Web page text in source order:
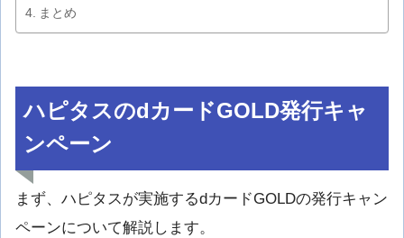
まとめ
ハピタスのdカードGOLD発行キャ
ンペーン
まず、ハピタスが実施するdカードGOLDの発行キャン
ペーンについて解説します。